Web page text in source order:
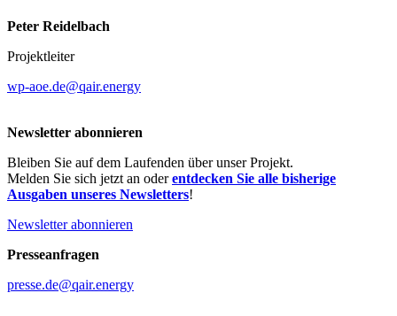
Peter Reidelbach
Projektleiter
wp-aoe.de@qair.energy
Newsletter abonnieren
Bleiben Sie auf dem Laufenden über unser Projekt.
Melden Sie sich jetzt an oderentdecken Sie alle bisherige
Ausgaben unseres Newsletters!
Newsletter abonnieren
Presseanfragen
presse.de@qair.energy